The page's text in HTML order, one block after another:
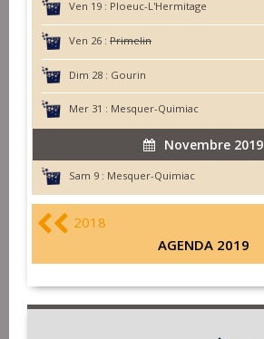
Ven 19 : Ploeuc-L'Hermitage
Ven 26 : Primelin
Dim 28 : Gourin
Mer 31 : Mesquer-Quimiac
Novembre 2019
Sam 9 : Mesquer-Quimiac
2018
AGENDA 2019